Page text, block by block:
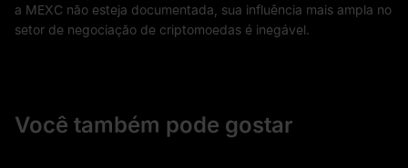
a MEXC não esteja documentada, sua influência mais ampla no
setor de negociação de criptomoedas é inegável.
Você também pode gostar